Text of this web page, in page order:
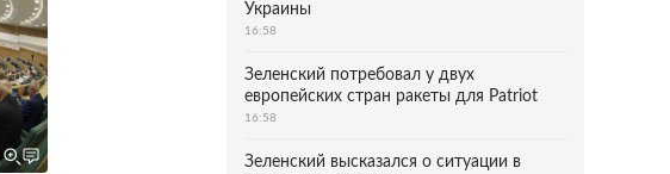
Украины
16:58
Зеленский потребовал у двух
европейских стран ракеты для Patriot
16:58
Зеленский высказался о ситуации в